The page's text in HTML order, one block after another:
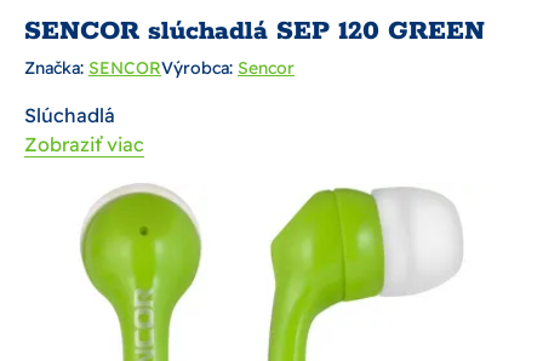
SENCOR slúchadlá SEP 120 GREEN
Značka: SENCORVýrobca: Sencor
Slúchadlá
Zobraziť viac